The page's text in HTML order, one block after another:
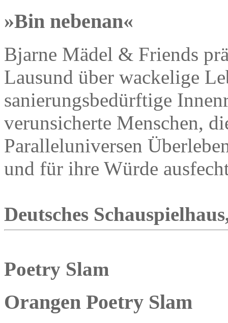
»Bin nebenan«
Bjarne Mädel & Friends
Lausund über wackelige
sanierungsbedürftige
verunsicherte Menschen,
Paralleluniversen
und für ihre Würde
Deutsches
Poetry Slam
Orangen Poetry Slam